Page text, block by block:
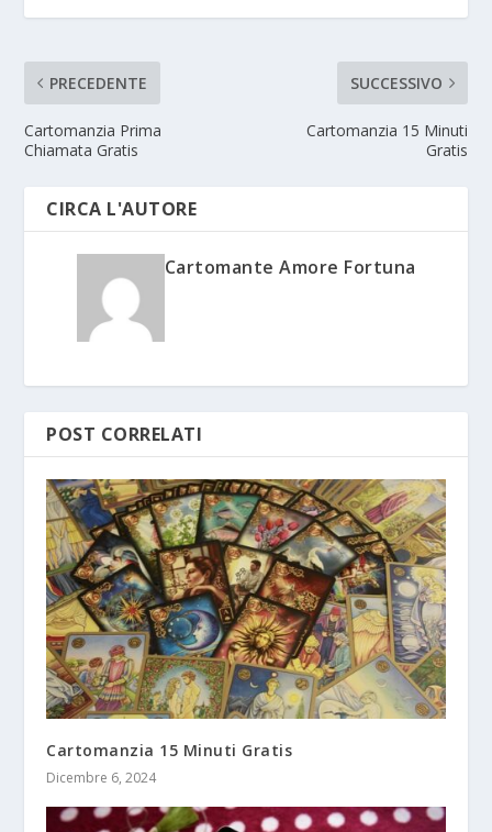
PRECEDENTE
Cartomanzia Prima
Chiamata Gratis
SUCCESSIVO
Cartomanzia 15 Minuti
Gratis
CIRCA L'AUTORE
Cartomante Amore Fortuna
POST CORRELATI
Cartomanzia 15 Minuti Gratis
Dicembre 6, 2024